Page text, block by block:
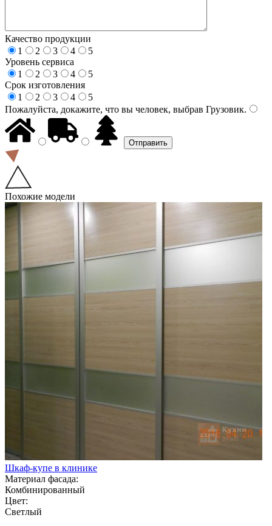
Качество продукции
1
2 3 4
5
Уровень сервиса
1
2 3 4
5
Срок изготовления
1
2 3 4
5
Пожалуйста, докажите, что вы человек, выбрав Грузовик.
Похожие модели
Шкаф-купе в клинике
Материал фасада:
Комбинированный
Цвет:
Светлый